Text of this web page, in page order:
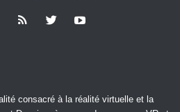
consacré à la réalité virtuelle et la